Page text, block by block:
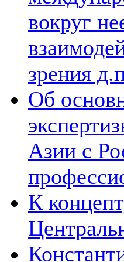
вокруг
зрения
Об
Азии с
К